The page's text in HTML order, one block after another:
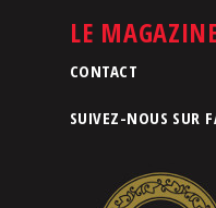
LE
CONTACT
SUIVEZ-NOUS SUR